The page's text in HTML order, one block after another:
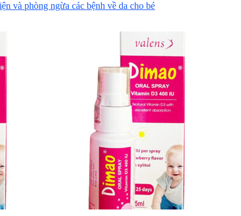
và phòng ngừa các bệnh về da cho bé